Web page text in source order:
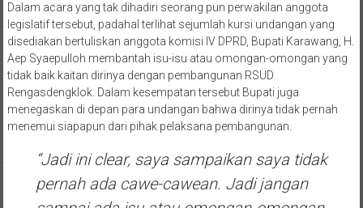
Dalam acara yang tak dihadiri seorang pun perwakilan anggota
legislatif tersebut, padahal terlihat sejumlah kursi undangan yang
disediakan bertuliskan anggota komisi IV DPRD, Bupati Karawang, H.
Aep Syaepulloh membantah isu-isu atau omongan-omongan yang
tidak baik kaitan dirinya dengan pembangunan RSUD
Rengasdengklok. Dalam kesempatan tersebut Bupati juga
menegaskan di depan para undangan bahwa dirinya tidak pernah
menemui siapapun dari pihak pelaksana pembangunan.
“Jadi ini clear, saya sampaikan saya tidak
pernah ada cawe-cawean. Jadi jangan